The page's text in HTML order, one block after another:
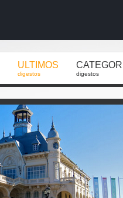
ULTIMOS
digestos digestos